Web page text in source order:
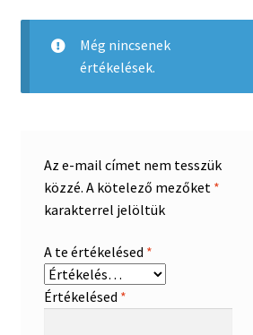
Még nincsenek
értékelések.
Az e-mail címet nem tesszük
közzé. A kötelező mezőket *
karakterrel jelöltük
A te értékelésed *
Értékelésed *